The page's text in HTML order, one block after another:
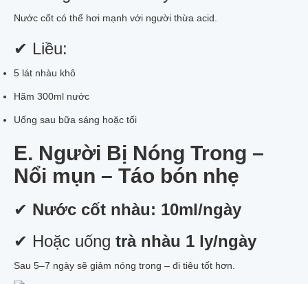
Nước cốt có thể hơi mạnh với người thừa acid.
✔ Liều:
5 lát nhàu khô
Hãm 300ml nước
Uống sau bữa sáng hoặc tối
E. Người Bị Nóng Trong –
Nổi mụn – Táo bón nhẹ
✔ Nước cốt nhàu: 10ml/ngày
✔ Hoặc uống trà nhàu 1 ly/ngày
Sau 5–7 ngày sẽ giảm nóng trong – đi tiêu tốt hơn.